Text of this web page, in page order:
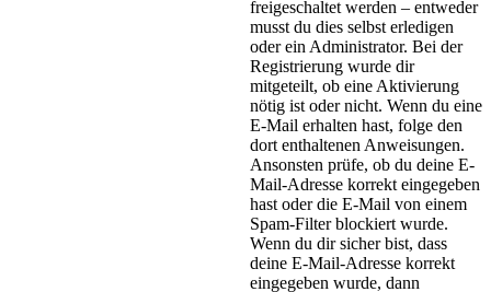
freigeschaltet werden – entweder
musst du dies selbst erledigen
oder ein Administrator. Bei der
Registrierung wurde dir
mitgeteilt, ob eine Aktivierung
nötig ist oder nicht. Wenn du eine
E-Mail erhalten hast, folge den
dort enthaltenen Anweisungen.
Ansonsten prüfe, ob du deine E-
Mail-Adresse korrekt eingegeben
hast oder die E-Mail von einem
Spam-Filter blockiert wurde.
Wenn du dir sicher bist, dass
deine E-Mail-Adresse korrekt
eingegeben wurde, dann